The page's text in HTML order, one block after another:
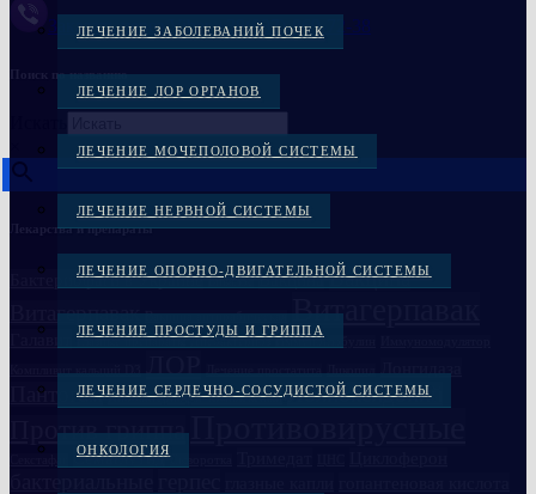
ЛЕЧЕНИЕ ЗАБОЛЕВАНИЙ ПОЧЕК
ЛЕЧЕНИЕ ЛОР ОРГАНОВ
ЛЕЧЕНИЕ МОЧЕПОЛОВОЙ СИСТЕМЫ
ЛЕЧЕНИЕ НЕРВНОЙ СИСТЕМЫ
ЛЕЧЕНИЕ ОПОРНО-ДВИГАТЕЛЬНОЙ СИСТЕМЫ
ЛЕЧЕНИЕ ПРОСТУДЫ И ГРИППА
ЛЕЧЕНИЕ СЕРДЕЧНО-СОСУДИСТОЙ СИСТЕМЫ
ОНКОЛОГИЯ
Заказать через Viber +38(097)-869-72-38
Поиск по названию
Лекарства и препараты
Бактериофаги в Украине Бивалос Вакцина Вакцина
Витагерпавак Вакцина антирабическая Витагерпавак
Галавит Глазные препараты Дисбактериоз Иммуноглобулин
Пантогам Пиобактериофаг комплексный Полиоксидоний
Против гриппа
Семаглутид Сыворотка